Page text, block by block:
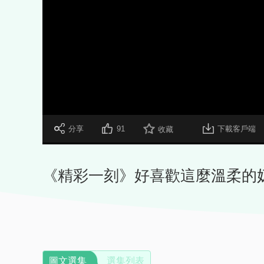
分享 91 收藏 下載客戶端
《精彩一刻》好喜歡這麼溫柔的
圖文選集 選集列表